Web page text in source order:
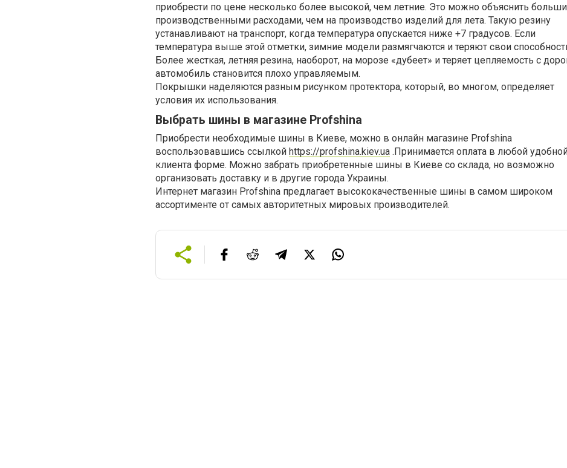
приобрести по цене несколько более высокой, чем летние. Это можно объяснить
производственными расходами, чем на производство изделий для лета. Такую резину
устанавливают на транспорт, когда температура опускается ниже +7 градусов. Если
температура выше этой отметки, зимние модели размягчаются и теряют свои
Более жесткая, летняя резина, наоборот, на морозе «дубеет» и теряет цепляемость с
автомобиль становится плохо управляемым.
Покрышки наделяются разным рисунком протектора, который, во многом, определяет
условия их использования.
Выбрать шины в магазине Profshina
Приобрести необходимые шины в Киеве, можно в онлайн магазине Profshina
воспользовавшись ссылкой https://profshina.kiev.ua .Принимается оплата в любой
клиента форме. Можно забрать приобретенные шины в Киеве со склада, но возможно
организовать доставку и в другие города Украины.
Интернет магазин Profshina предлагает высококачественные шины в самом широком
ассортименте от самых авторитетных мировых производителей.